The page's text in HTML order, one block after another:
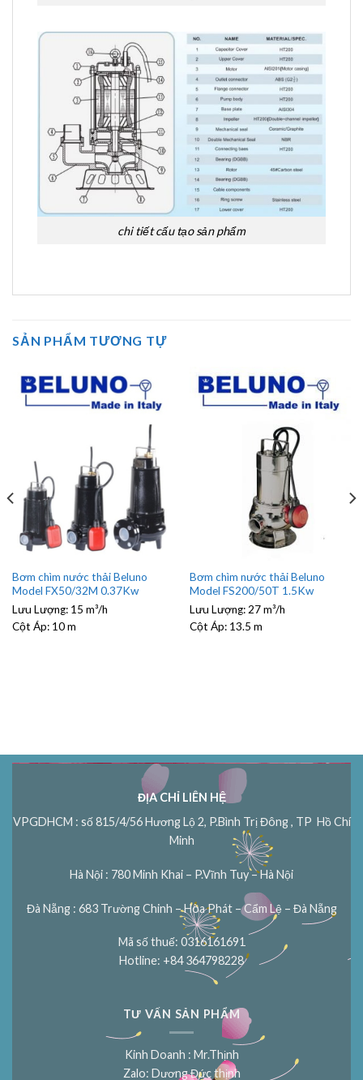
chi tiết cấu tạo sản phẩm
SẢN PHẨM TƯƠNG TỰ
Bơm chìm nước thải Beluno
Model FX50/32M 0.37Kw
Lưu Lượng: 15 m³/h
Cột Áp: 10 m
Bơm chìm nước thải Beluno
Model FS200/50T 1.5Kw
Lưu Lượng: 27 m³/h
Cột Áp: 13.5 m
ĐỊA CHỈ LIÊN HỆ
VPGDHCM : số 815/4/56 Hương Lộ 2, P.Bình Trị Đông , TP Hồ Chí
Minh
Hà Nội : 780 Minh Khai – P.Vĩnh Tuy – Hà Nội
Đà Nẵng : 683 Trường Chinh – Hòa Phát – Cẩm Lệ – Đà Nẵng
Mã số thuế: 0316161691
Hotline: +84 364798228
TƯ VẤN SẢN PHẨM
Kinh Doanh : Mr.Thịnh
Zalo: Dương Đức thịnh